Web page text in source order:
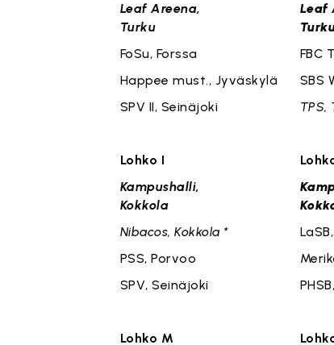
Leaf Areena,
Turku
Leaf
FoSu, Forssa
FBC
Happee must., Jyväskylä
SBS
SPV II, Seinäjoki
TPS,
Lohko I
Kampushalli,
Kokkola
Nibacos, Kokkola *
PSS, Porvoo
SPV, Seinäjoki
Lohko M